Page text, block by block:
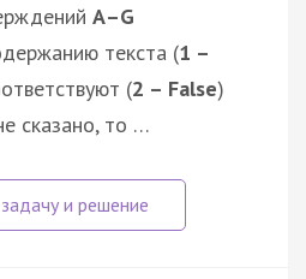
А–G
текста (1 –
(2 – False)
сказано, то …